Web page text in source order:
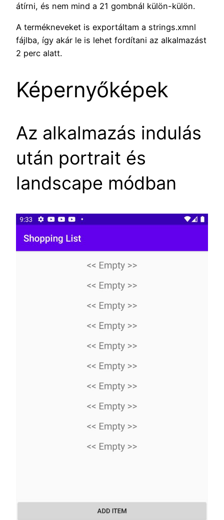
átírni, és nem mind a 21 gombnál külön-külön.
A termékneveket is exportáltam a strings.xmnl
fájlba, így akár le is lehet fordítani az alkalmazást
2 perc alatt.
Képernyőképek
Az alkalmazás indulás
után portrait és
landscape módban